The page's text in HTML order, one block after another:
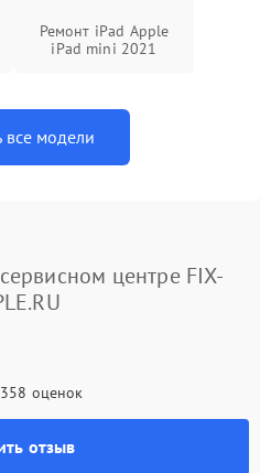
Ремонт iPad Apple
iPad mini 2021
все модели
центре FIX-
оценок
отзыв